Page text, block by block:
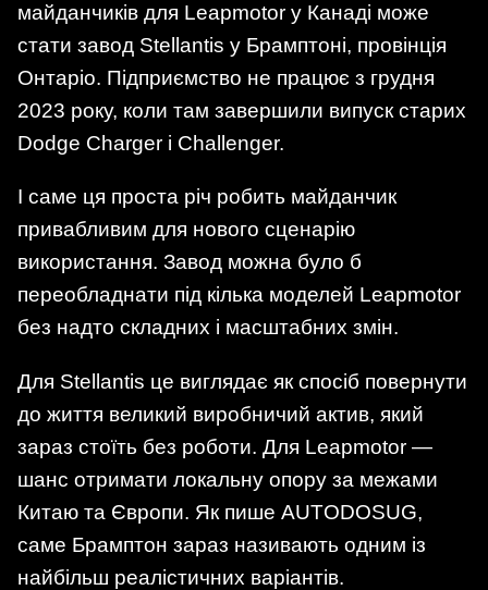
майданчиків для Leapmotor у Канаді може
стати завод Stellantis у Брамптоні, провінція
Онтаріо. Підприємство не працює з грудня
2023 року, коли там завершили випуск старих
Dodge Charger і Challenger.
І саме ця проста річ робить майданчик
привабливим для нового сценарію
використання. Завод можна було б
переобладнати під кілька моделей Leapmotor
без надто складних і масштабних змін.
Для Stellantis це виглядає як спосіб повернути
до життя великий виробничий актив, який
зараз стоїть без роботи. Для Leapmotor —
шанс отримати локальну опору за межами
Китаю та Європи. Як пише AUTODOSUG,
саме Брамптон зараз називають одним із
найбільш реалістичних варіантів.